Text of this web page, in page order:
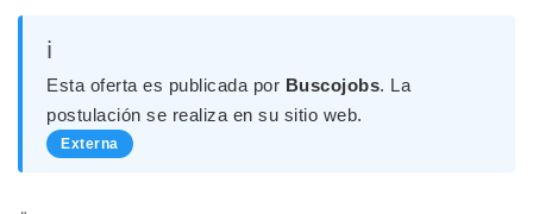
ℹ️
Esta oferta es publicada por Buscojobs. La
postulación se realiza en su sitio web.
Externa